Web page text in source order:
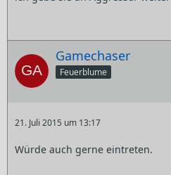
Gamechaser
Feuerblume
21. Juli 2015 um 13:17
Würde auch gerne eintreten.